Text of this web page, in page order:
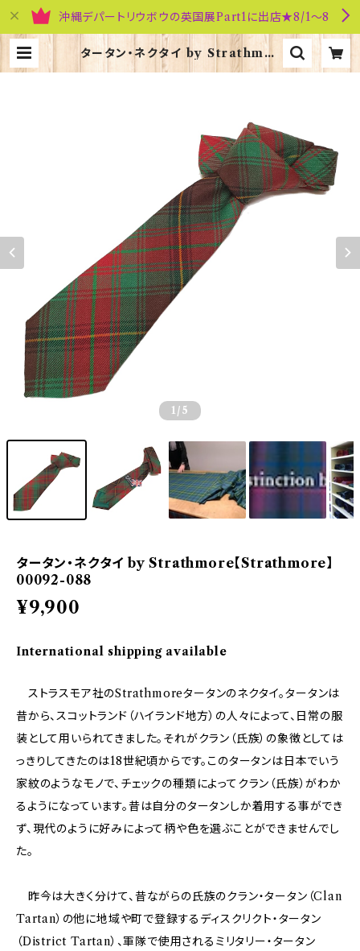
沖縄デパートリウボウの英国展Part1に出店★8/1～8
タータン・ネクタイ by Strathmor
e【Strathmore】00092-088 | 英
1 /5
タータン・ネクタイ by Strathmore【Strathmore】
00092-088
¥9,900
International shipping available
ストラスモア社のStrathmoreタータンのネクタイ。タータンは
昔から、スコットランド（ハイランド地方）の人々によって、日常の服
装として用いられてきました。それがクラン（氏族）の象徴としては
っきりしてきたのは18世紀頃からです。このタータンは日本でいう
家紋のようなモノで、チェックの種類によってクラン（氏族）がわか
るようになっています。昔は自分のタータンしか着用する事ができ
ず、現代のように好みによって柄や色を選ぶことができませんでし
た。
昨今は大きく分けて、昔ながらの氏族のクラン・タータン（Clan
Tartan）の他に地域や町で登録するディスクリクト・タータン
（District Tartan）、軍隊で使用されるミリタリー・タータン